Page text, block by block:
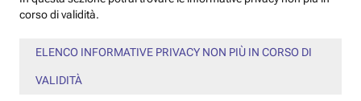
corso di validità.
ELENCO INFORMATIVE PRIVACY NON PIÙ IN CORSO DI
VALIDITÀ